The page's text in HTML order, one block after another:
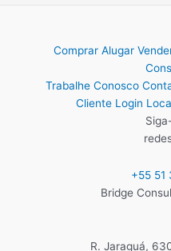
Comprar Alugar
Trabalhe Conosco
Cliente Login
+55 51
Bridge
R. Jaraguá,